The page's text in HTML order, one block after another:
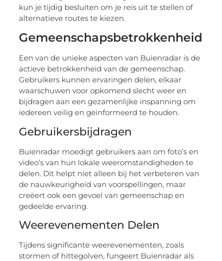
kun je tijdig besluiten om je reis uit te stellen of
alternatieve routes te kiezen.
Gemeenschapsbetrokkenheid
Een van de unieke aspecten van Buienradar is de
actieve betrokkenheid van de gemeenschap.
Gebruikers kunnen ervaringen delen, elkaar
waarschuwen voor opkomend slecht weer en
bijdragen aan een gezamenlijke inspanning om
iedereen veilig en geïnformeerd te houden.
Gebruikersbijdragen
Buienradar moedigt gebruikers aan om foto’s en
video’s van hun lokale weeromstandigheden te
delen. Dit helpt niet alleen bij het verbeteren van
de nauwkeurigheid van voorspellingen, maar
creëert ook een gevoel van gemeenschap en
gedeelde ervaring.
Weerevenementen Delen
Tijdens significante weerevenementen, zoals
stormen of hittegolven, fungeert Buienradar als